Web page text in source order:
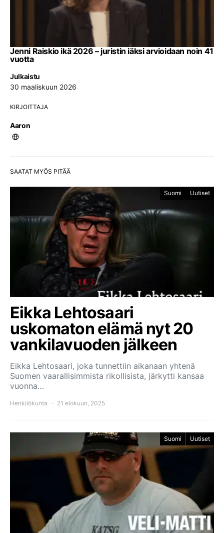
Jenni Raiskio ikä 2026 – juristin iäksi arvioidaan noin 41
vuotta
Julkaistu
30 maaliskuun 2026
KIRJOITTAJA
Aaron
SAATAT MYÖS PITÄÄ
Suomi Uutiset
Eikka Lehtosaari
uskomaton elämä nyt 20
vankilavuoden jälkeen
Eikka Lehtosaari, joka tunnettiin aikanaan yhtenä
Suomen vaarallisimmista rikollisista, järkytti kansaa
vuonna…
Henkilökunta 21 elokuun, 2025
Suomi Uutiset